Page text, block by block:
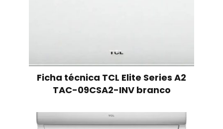
Ficha técnica TCL Elite Series A2
TAC-09CSA2-INV branco